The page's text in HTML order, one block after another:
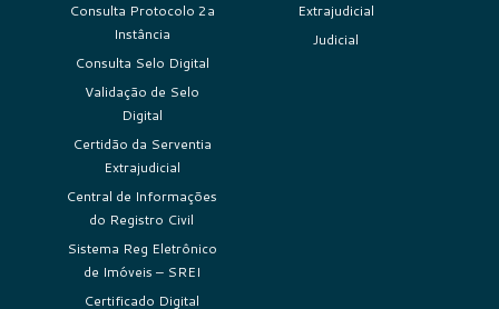
Consulta Protocolo 2a
Instância
Consulta Selo Digital
Validação de Selo
Digital
Certidão da Serventia
Extrajudicial
Central de Informações
do Registro Civil
Sistema Reg Eletrônico
de Imóveis – SREI
Certificado Digital
Extrajudicial
Judicial